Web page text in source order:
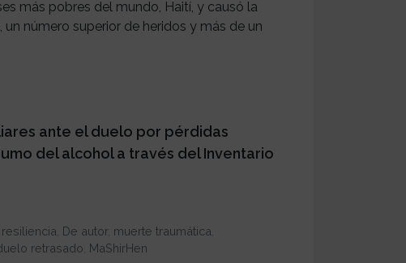
más pobres del mundo, Haití, y causó la
número superior de heridos y más de un
ante el duelo por pérdidas
del alcohol a través del Inventario
resiliencia De autor, muerte traumática
retrasado MaShirHen